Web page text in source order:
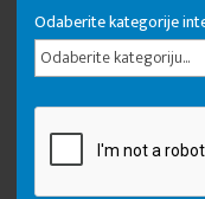
Odaberite kategorije
Odaberite kategoriju...